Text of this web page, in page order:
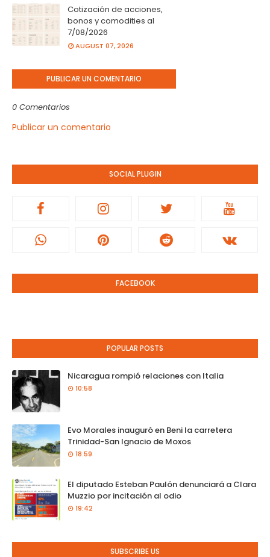
Cotización de acciones,
bonos y comodities al
7/08/2026
AUGUST 07, 2026
PUBLICAR UN COMENTARIO
0 Comentarios
Publicar un comentario
SOCIAL PLUGIN
FACEBOOK
POPULAR POSTS
Nicaragua rompió relaciones con Italia
10:58
Evo Morales inauguró en Beni la carretera
Trinidad-San Ignacio de Moxos
18:59
El diputado Esteban Paulón denunciará a Clara
Muzzio por incitación al odio
19:42
SUBSCRIBE US